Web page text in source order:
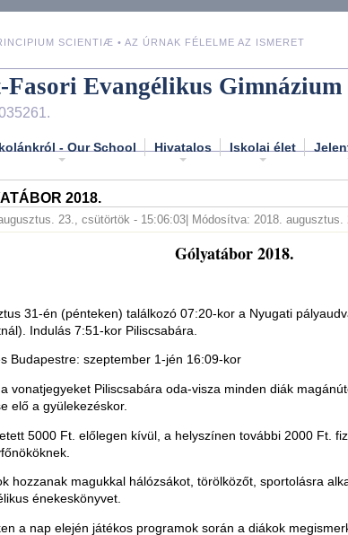
SCIENTIÆ • AZ ÚRNAK FÉLELME AZ ISMERET
Fasori Evangélikus Gimnázium
- Our School Hivatalos Iskolai élet
2018.
23., csütörtök - 15:06:03 | Módosítva: 2018.
Gólyatábor 2018.
31-én (pénteken) találkozó 07:20-kor a Nyugati
Indulás 7:51-kor Piliscsabára.
Budapestre: szeptember 1-jén 16:09-kor
a vonatjegyeket Piliscsabára oda-visza minden diák
elő a gyülekezéskor.
5000 Ft. előlegen kívül, a helyszínen további 2000 Ft.
hozzanak magukkal hálózsákot, törölközőt, sportolásra
énekeskönyvet.
a nap elején játékos programok során a diákok